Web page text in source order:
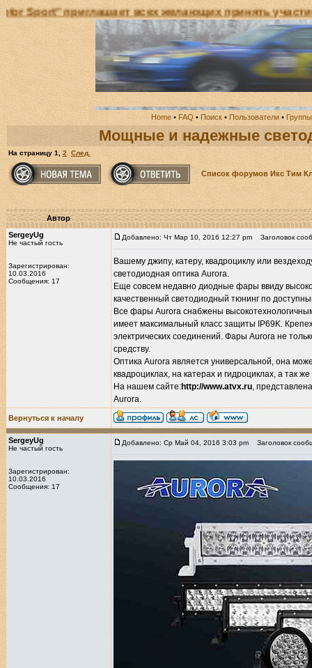
всех желающих принять участие в Открытом
Home • FAQ • Поиск • Пользователи • Группы
Мощные и надежные
На страницу 1 2 След.
Список форумов Икс Тим
Автор
SergeyUg
Не частый гость
Зарегистрирован:
10.03.2016
Сообщения: 17
Добавлено: Чт Мар 10, 2016 12:27 pm Заголовок
Вашему джипу, катеру, квадроциклу или
светодиодная оптика Aurora.
Еще совсем недавно диодные фары ввиду
качественный светодиодный тюнинг по
Все фары Aurora снабжены
имеет максимальный класс защиты IP69K.
электрических соединений. Фары Aurora не
средству.
Оптика Aurora является универсальной, она
квадроциклах, на катерах и гидроциклах, а так
На нашем сайте:http://www.atvx.ru,
Aurora.
Вернуться к началу
SergeyUg
Не частый гость
Зарегистрирован:
10.03.2016
Сообщения: 17
Добавлено: Ср Май 04, 2016 3:03 pm Заголовок